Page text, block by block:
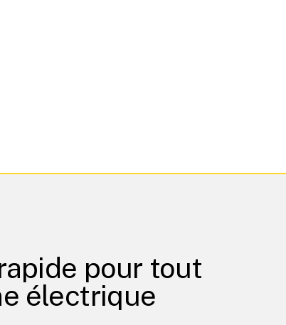
pour tout
électrique